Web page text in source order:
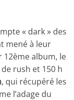
« dark » des
mené à leur
album, le
rush et 150 h
, qui récupéré les
l’adage du